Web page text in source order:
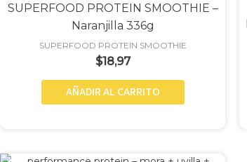
SUPERFOOD PROTEIN SMOOTHIE –
Naranjilla 336g
SUPERFOOD PROTEIN SMOOTHIE
$18,97
AÑADIR AL CARRITO